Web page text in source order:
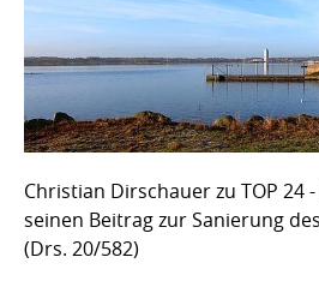
Christian Dirschauer zu TOP 24
seinen Beitrag zur Sanierung
(Drs. 20/582)